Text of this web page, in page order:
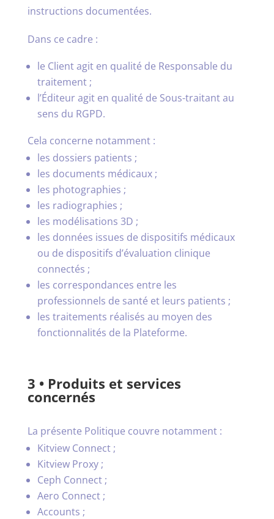
instructions documentées.
Dans ce cadre :
le Client agit en qualité de Responsable du
traitement ;
l’Éditeur agit en qualité de Sous-traitant au
sens du RGPD.
Cela concerne notamment :
les dossiers patients ;
les documents médicaux ;
les photographies ;
les radiographies ;
les modélisations 3D ;
les données issues de dispositifs médicaux
ou de dispositifs d’évaluation clinique
connectés ;
les correspondances entre les
professionnels de santé et leurs patients ;
les traitements réalisés au moyen des
fonctionnalités de la Plateforme.
3 • Produits et services
concernés
La présente Politique couvre notamment :
Kitview Connect ;
Kitview Proxy ;
Ceph Connect ;
Aero Connect ;
Accounts ;